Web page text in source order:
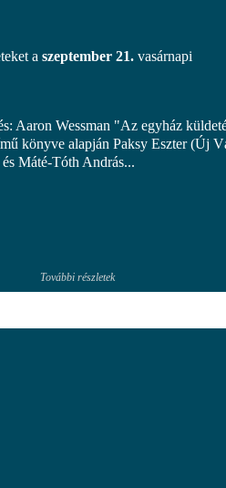
a szeptember 21. vasárnapi
Aaron Wessman "Az egyház
könyve alapján Paksy Eszter (Új
Máté-Tóth András...
További részletek